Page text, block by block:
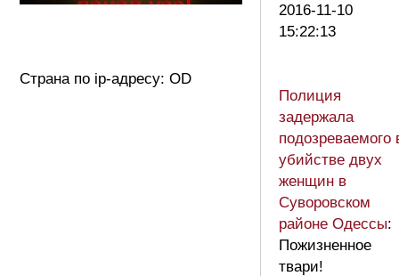
Страна по ip-адресу: OD
2016-11-10
15:22:13
Полиция
задержала
подозреваемого
убийстве двух
женщин в
Суворовском
районе Одессы:
Пожизненное
твари!